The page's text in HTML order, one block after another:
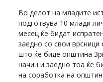
Во делот на младите
подготвува 10 млади
месец ќе бидат
заедно со свои врсници
што ќе биде општина
начин и заедно тоа ќе
на соработка на